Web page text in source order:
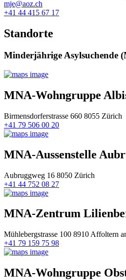
mje@aoz.ch
+41 44 415 67 17
Standorte
Minderjährige Asylsuchende
MNA-Wohngruppe
Birmensdorferstrasse 660 8055 Zürich
+41 79 506 00 20
MNA-Aussenstelle
Aubruggweg 16 8050 Zürich
+41 44 752 08 27
MNA-Zentrum
Mühlebergstrasse 100 8910 Affoltern
+41 79 159 75 98
MNA-Wohngruppe